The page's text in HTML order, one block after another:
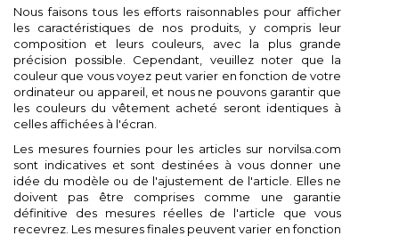
Nous faisons tous les efforts raisonnables pour afficher
les caractéristiques de nos produits, y compris leur
composition et leurs couleurs, avec la plus grande
précision possible. Cependant, veuillez noter que la
couleur que vous voyez peut varier en fonction de votre
ordinateur ou appareil, et nous ne pouvons garantir que
les couleurs du vêtement acheté seront identiques à
celles affichées à l'écran.
Les mesures fournies pour les articles sur norvilsa.com
sont indicatives et sont destinées à vous donner une
idée du modèle ou de l'ajustement de l'article. Elles ne
doivent pas être comprises comme une garantie
définitive des mesures réelles de l'article que vous
recevrez. Les mesures finales peuvent varier en fonction